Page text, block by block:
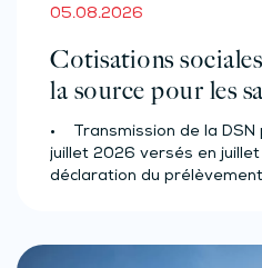
05.08.2026
Cotisations
la source pour les
(effectif d’au moins
• Transmission de la DSN
juillet 2026 versés en
déclaration du